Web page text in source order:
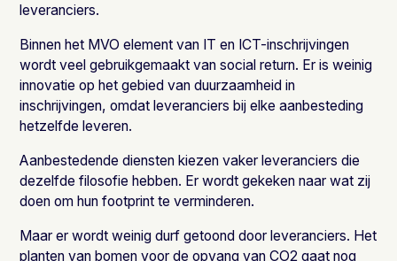
leveranciers.
Binnen het MVO element van IT en ICT-inschrijvingen
wordt veel gebruikgemaakt van social return. Er is weinig
innovatie op het gebied van duurzaamheid in
inschrijvingen, omdat leveranciers bij elke aanbesteding
hetzelfde leveren.
Aanbestedende diensten kiezen vaker leveranciers die
dezelfde filosofie hebben. Er wordt gekeken naar wat zij
doen om hun footprint te verminderen.
Maar er wordt weinig durf getoond door leveranciers. Het
planten van bomen voor de opvang van CO2 gaat nog